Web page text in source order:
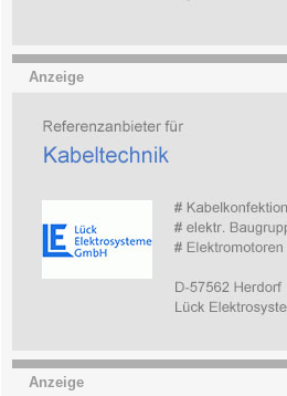
Anzeige
Anzeige